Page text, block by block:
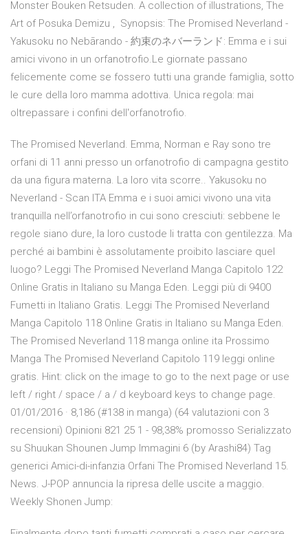
Monster Bouken Retsuden. A collection of illustrations, The
Art of Posuka Demizu , Synopsis: The Promised Neverland -
Yakusoku no Nebārando - 約束のネバーランド: Emma e i sui
amici vivono in un orfanotrofio.Le giornate passano
felicemente come se fossero tutti una grande famiglia, sotto
le cure della loro mamma adottiva. Unica regola: mai
oltrepassare i confini dell'orfanotrofio.
The Promised Neverland. Emma, Norman e Ray sono tre
orfani di 11 anni presso un orfanotrofio di campagna gestito
da una figura materna. La loro vita scorre.. Yakusoku no
Neverland - Scan ITA Emma e i suoi amici vivono una vita
tranquilla nell’orfanotrofio in cui sono cresciuti: sebbene le
regole siano dure, la loro custode li tratta con gentilezza. Ma
perché ai bambini è assolutamente proibito lasciare quel
luogo? Leggi The Promised Neverland Manga Capitolo 122
Online Gratis in Italiano su Manga Eden. Leggi più di 9400
Fumetti in Italiano Gratis. Leggi The Promised Neverland
Manga Capitolo 118 Online Gratis in Italiano su Manga Eden.
The Promised Neverland 118 manga online ita Prossimo
Manga The Promised Neverland Capitolo 119 leggi online
gratis. Hint: click on the image to go to the next page or use
left / right / space / a / d keyboard keys to change page.
01/01/2016 · 8,186 (#138 in manga) (64 valutazioni con 3
recensioni) Opinioni 821 25 1 - 98,38% promosso Serializzato
su Shuukan Shounen Jump Immagini 6 (by Arashi84) Tag
generici Amici-di-infanzia Orfani The Promised Neverland 15.
News. J-POP annuncia la ripresa delle uscite a maggio.
Weekly Shonen Jump: